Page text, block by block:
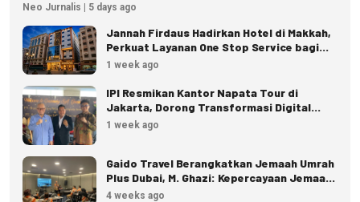
Neo Jurnalis | 5 days ago
Jannah Firdaus Hadirkan Hotel di Makkah,
Perkuat Layanan One Stop Service bagi
Jemaah
1 week ago
IPI Resmikan Kantor Napata Tour di
Jakarta, Dorong Transformasi Digital
Pariwisata
1 week ago
Gaido Travel Berangkatkan Jemaah Umrah
Plus Dubai, M. Ghazi: Kepercayaan Jemaah
Terus Meningkat
4 weeks ago